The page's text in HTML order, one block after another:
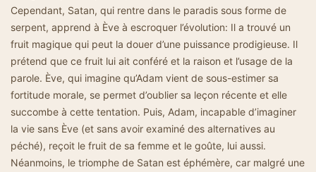
Cependant, Satan, qui rentre dans le paradis sous forme de
serpent, apprend à Ève à escroquer l’évolution: Il a trouvé un
fruit magique qui peut la douer d’une puissance prodigieuse. Il
prétend que ce fruit lui ait conféré et la raison et l’usage de la
parole. Ève, qui imagine qu’Adam vient de sous-estimer sa
fortitude morale, se permet d’oublier sa leçon récente et elle
succombe à cette tentation. Puis, Adam, incapable d’imaginer
la vie sans Ève (et sans avoir examiné des alternatives au
péché), reçoit le fruit de sa femme et le goûte, lui aussi.
Néanmoins, le triomphe de Satan est éphémère, car malgré une